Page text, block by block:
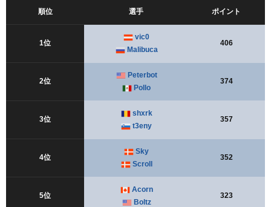
順位 選手 ポイント
1位
vic0
Malibuca
406
2位
Peterbot
Pollo
374
3位
shxrk
t3eny
357
4位
Sky
Scroll
352
5位
Acorn
Boltz
323